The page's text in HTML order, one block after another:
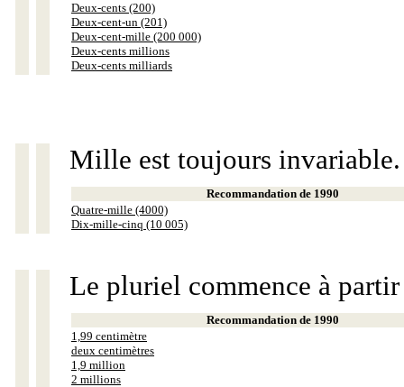
Deux-cents (200)
Deux-cent-un (201)
Deux-cent-mille (200 000)
Deux-cents millions
Deux-cents milliards
Mille est toujours invariable.
Recommandation de 1990
Quatre-mille (4000)
Dix-mille-cinq (10 005)
Le pluriel commence à
Recommandation de 1990
1,99 centimètre
deux centimètres
1,9 million
2 millions